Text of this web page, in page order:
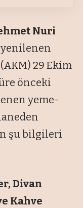
Nuri
yenilenen
29 Ekim
önceki
yeme-
şu bilgileri
Divan
Kahve